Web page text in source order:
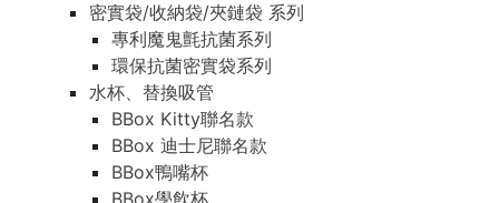
密實袋/收納袋/夾鏈袋 系列
專利魔鬼氈抗菌系列
環保抗菌密實袋系列
水杯、替換吸管
BBox Kitty聯名款
BBox 迪士尼聯名款
BBox鴨嘴杯
BBox學飲杯